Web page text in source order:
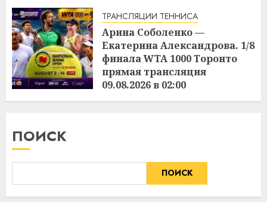
ТРАНСЛЯЦИИ ТЕННИСА
Арина Соболенко —
Екатерина Александрова. 1/8
финала WTA 1000 Торонто
прямая трансляция
09.08.2026 в 02:00
09.08.2026
ПОИСК
ПОИСК